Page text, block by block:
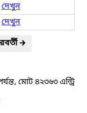
দেখুন
দেখুন
🡲
মোট ৪২৩৬৩ এন্ট্রি